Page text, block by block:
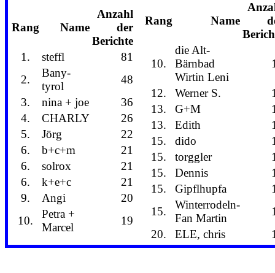
Rang Name
Anzahl
der
Berichte
1.
steffl
81
2.
Bany-
tyrol
48
3.
nina + joe
36
4.
CHARLY
26
5.
Jörg
22
6.
b+c+m
21
6.
solrox
21
6.
k+e+c
21
9.
Angi
20
10.
Petra +
Marcel
19
Rang Name
10.
die Alt-
Bärnbad
Wirtin Leni
12. Werner S.
13.
G+M
13.
Edith
15.
dido
15.
torggler
15.
Dennis
15.
Gipflhupfa
15.
Winterrodeln-
Fan Martin
20.
ELE, chris